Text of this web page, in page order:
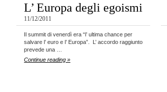
L’ Europa degli egoismi
11/12/2011
Il summit di venerdì era “l’ ultima chance per
salvare l’ euro e l’ Europa”. L’ accordo raggiunto
prevede una …
Continue reading »